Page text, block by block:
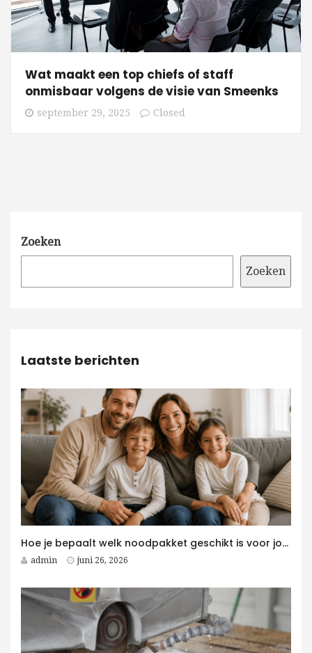
Wat maakt een top chiefs of staff
onmisbaar volgens de visie van Smeenks
september 29, 2025 Closed
Zoeken
Zoeken
Laatste berichten
Hoe je bepaalt welk noodpakket geschikt is voor jouw gezin
admin juni 26, 2026